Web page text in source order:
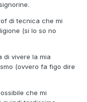
di tecnica che mi
(si lo so no
di vivere la mia
(ovvero fa figo dire
che mi